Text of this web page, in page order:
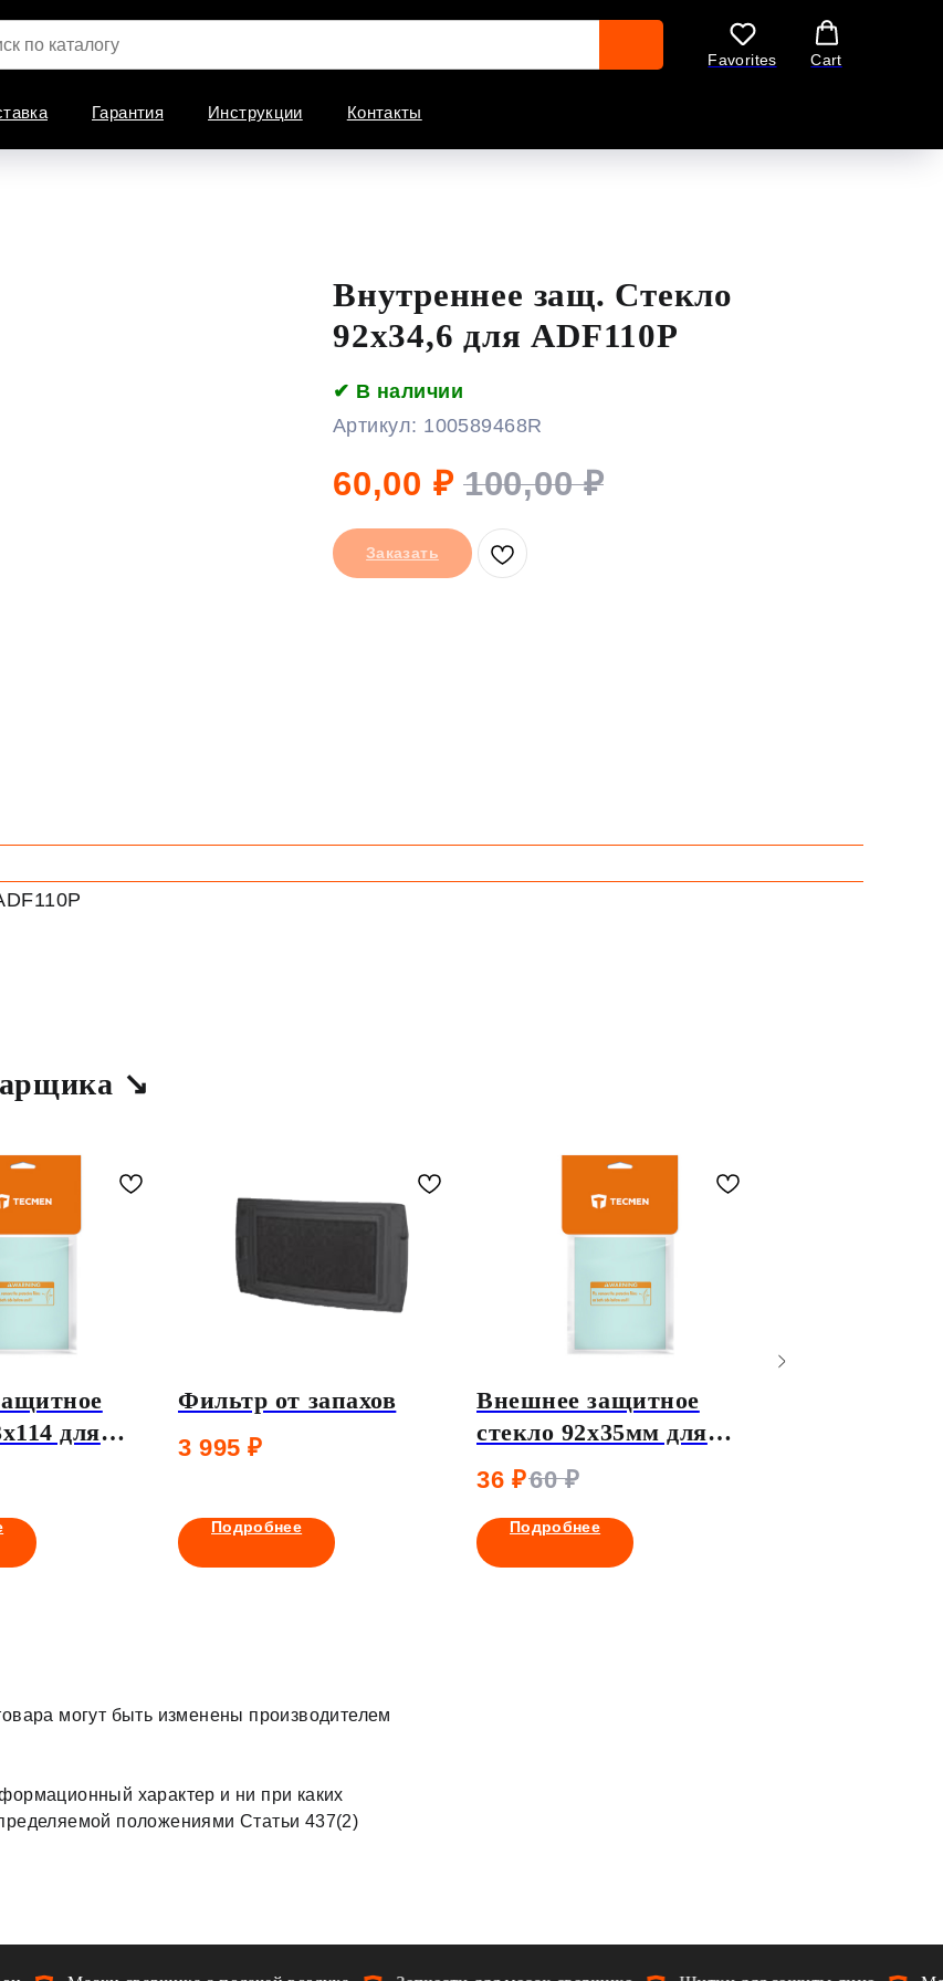
Favorites Cart
Гарантия Инструкции Контакты
Внутреннее защ. Стекло
92х34,6 для ADF110P
✔ В наличии
Артикул: 100589468R
60,00 ₽ 100,00 ₽
Заказать
↘
для
Фильтр от запахов
3 995 ₽
Подробнее
Внешнее защитное
стекло 92х35мм для
ADF 110P
36 ₽60 ₽
Подробнее
могут быть изменены производителем
характер и ни при каких
положениями Статьи 437(2)